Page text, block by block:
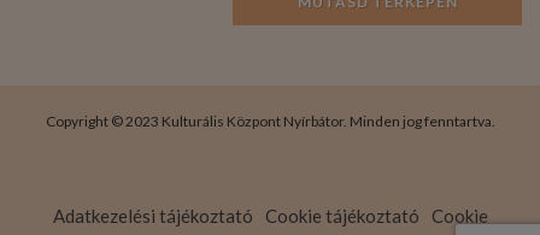
Copyright © 2023 Kulturális Központ Nyírbátor. Minden jog fenntartva.
Adatkezelési tájékoztató Cookie tájékoztató Cookie